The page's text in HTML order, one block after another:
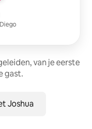
van je eerste
gast.
Joshua